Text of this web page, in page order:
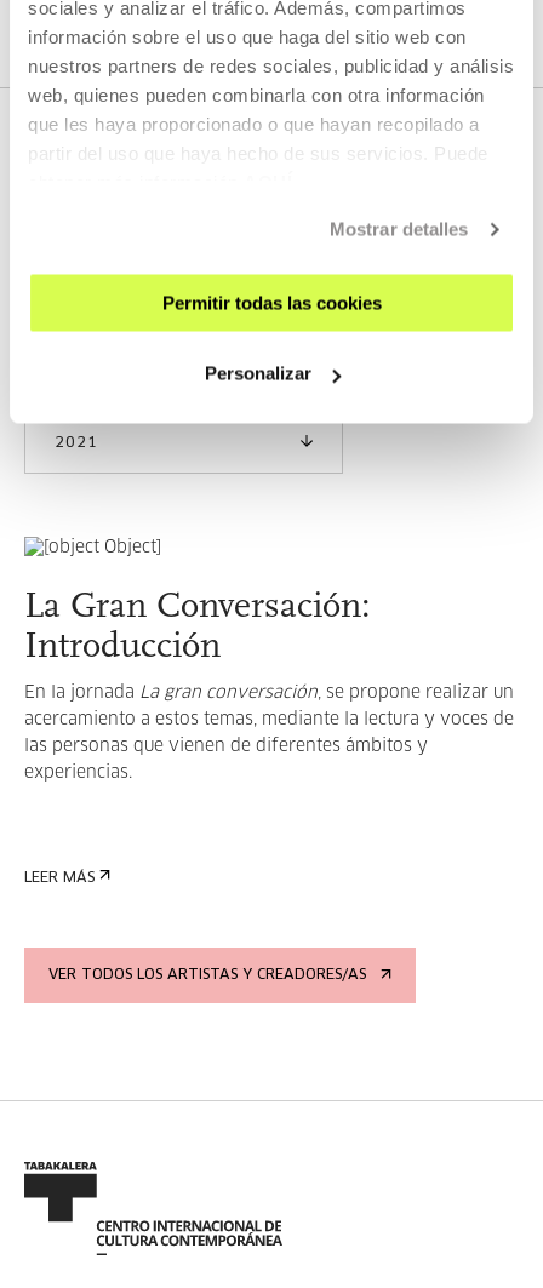
sociales y analizar el tráfico. Además, compartimos
información sobre el uso que haga del sitio web con
nuestros partners de redes sociales, publicidad y análisis
web, quienes pueden combinarla con otra información
que les haya proporcionado o que hayan recopilado a
partir del uso que haya hecho de sus servicios. Puede
Mostrar detalles
Permitir todas las cookies
Personalizar
2021
La Gran Conversación:
Introducción
En la jornada La gran conversación, se propone realizar un
acercamiento a estos temas, mediante la lectura y voces de
las personas que vienen de diferentes ámbitos y
experiencias.
LEER MÁS
VER TODOS LOS ARTISTAS Y CREADORES/AS